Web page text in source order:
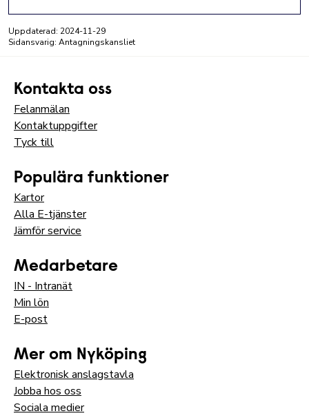
Uppdaterad: 2024-11-29
Sidansvarig: Antagningskansliet
Kontakta oss
Felanmälan
Kontaktuppgifter
Tyck till
Populära funktioner
Kartor
Alla E-tjänster
Jämför service
Medarbetare
IN - Intranät
Min lön
E-post
Mer om Nyköping
Elektronisk anslagstavla
Jobba hos oss
Sociala medier